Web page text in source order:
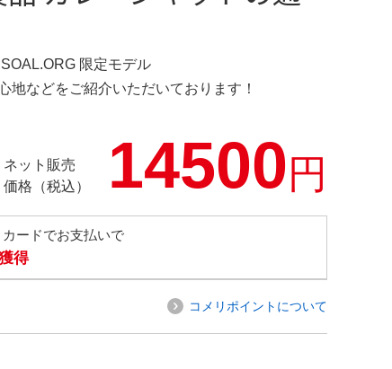
限定モデル
地などをご紹介いただいております！
ネット販売
価格（税込）
14500円
ードでお支払いで
得
コメリポイントについて